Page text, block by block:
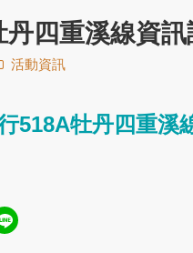
四重溪線資
活動資訊
518A牡丹四重溪